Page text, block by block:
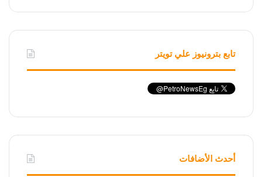
تابع بترونيوز علي تويتر
أحدث الأضافات